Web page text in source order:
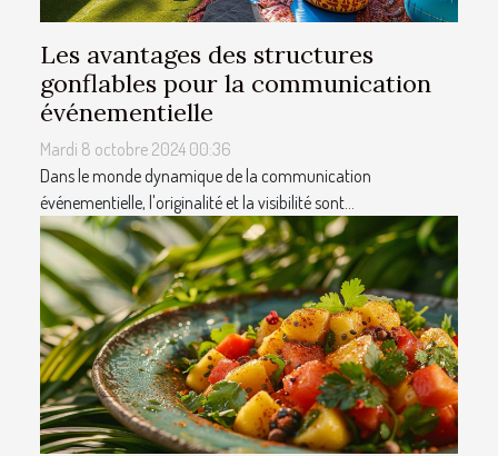
Les avantages des structures
gonflables pour la communication
événementielle
Mardi 8 octobre 2024 00:36
Dans le monde dynamique de la communication
événementielle, l'originalité et la visibilité sont...